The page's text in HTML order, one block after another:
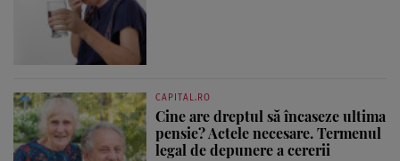
CAPITAL.RO
Cine are dreptul să încaseze ultima
pensie? Actele necesare. Termenul
legal de depunere a cererii